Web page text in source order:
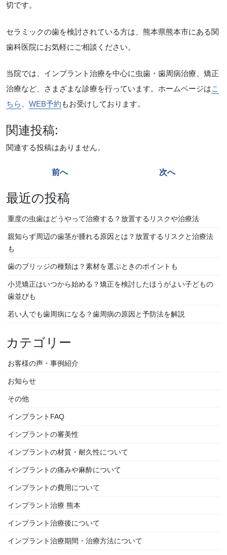
切です。
セラミックの歯を検討されている方は、熊本県熊本市にある関
歯科医院にお気軽にご相談ください。
当院では、インプラント治療を中心に虫歯・歯周病治療、矯正
治療など、さまざまな診療を行っています。ホームページはこ
ちら
WEB予約 もお受けしております。
関連投稿:
関連する投稿はありません。
ナ
ビ
ゲ
ー
シ
ョ
ン
前へ 次へ
最近の投稿
重度の虫歯はどうやって治療する？放置するリスクや治療法
親知らず周辺の歯茎が腫れる原因とは？放置するリスクと治療法
も
歯のブリッジの種類は？素材を選ぶときのポイントも
小児矯正はいつから始める？矯正を検討したほうがよい子どもの
歯並びも
若い人でも歯周病になる？歯周病の原因と予防法を解説
カテゴリー
お客様の声・事例紹介
お知らせ
その他
インプラントFAQ
インプラントの審美性
インプラントの材質・耐久性について
インプラントの痛みや麻酔について
インプラントの費用について
インプラント治療 熊本
インプラント治療後について
インプラント治療期間・治療方法について